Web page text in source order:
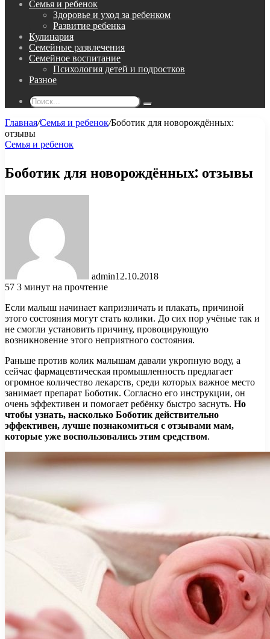
Семья и ребенок
Здоровье и уход за ребенком
Развитие ребенка
Кулинария
Семейные развлечения
Семейное воспитание
Психология детей и подростков
Разное
Поиск...
Главная/Семья и ребенок/Боботик для новорождённых:
отзывы
Семья и ребенок
Боботик для новорождённых: отзывы
admin12.10.2018
57 3 минут на прочтение
Если малыш начинает капризничать и плакать, причиной
этого состояния могут стать колики. До сих пор учёные так и
не смогли установить причину, провоцирующую
возникновение этого неприятного состояния.
Раньше против колик малышам давали укропную воду, а
сейчас фармацевтическая промышленность предлагает
огромное количество лекарств, среди которых важное место
занимает препарат Боботик. Согласно его инструкции, он
очень эффективен и помогает ребёнку быстро заснуть. Но
чтобы узнать, насколько Боботик действительно
эффективен, лучше познакомиться с отзывами мам,
которые уже воспользовались этим средством.